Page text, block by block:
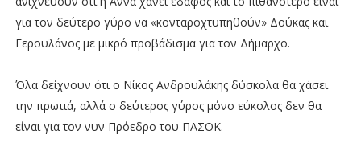
για τον δεύτερο γύρο να «κονταροχτυπηθούν» Δούκας και
Γερουλάνος με μικρό προβάδισμα για τον Δήμαρχο.
Όλα δείχνουν ότι ο Νίκος Ανδρουλάκης δύσκολα θα χάσει
την πρωτιά, αλλά ο δεύτερος γύρος μόνο εύκολος δεν θα
είναι για τον νυν Πρόεδρο του ΠΑΣΟΚ.